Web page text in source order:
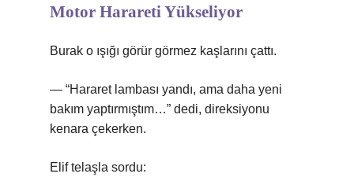
Motor Harareti Yükseliyor
Burak o ışığı görür görmez kaşlarını çattı.
— “Hararet lambası yandı, ama daha yeni
bakım yaptırmıştım…” dedi, direksiyonu
kenara çekerken.
Elif telaşla sordu: